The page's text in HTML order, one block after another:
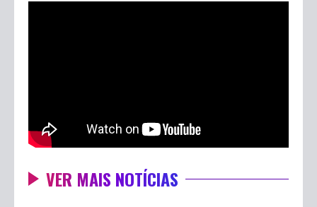
VER MAIS NOTÍCIAS